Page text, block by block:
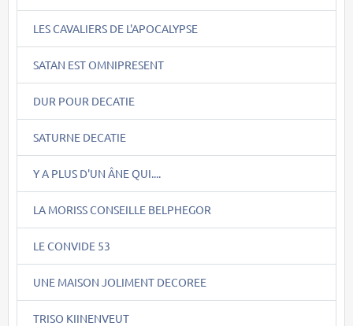
LES CAVALIERS DE L'APOCALYPSE
SATAN EST OMNIPRESENT
DUR POUR DECATIE
SATURNE DECATIE
Y A PLUS D'UN ÂNE QUI....
LA MORISS CONSEILLE BELPHEGOR
LE CONVIDE 53
UNE MAISON JOLIMENT DECOREE
TRISO KIINENVEUT